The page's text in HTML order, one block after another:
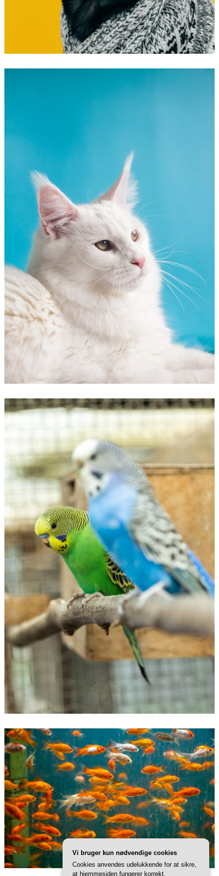
Vi bruger kun nødvendige cookies
Cookies anvendes udelukkende for at sikre,
at hjemmesiden fungerer korrekt.